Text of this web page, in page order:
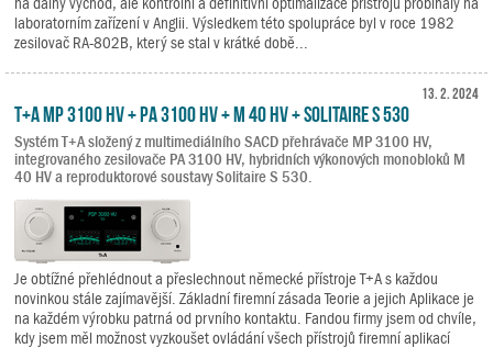
laboratorním zařízení v Anglii. Výsledkem této spolupráce byl v roce 1982
zesilovač RA-802B, který se stal v krátké době...
13. 2. 2024
T+A MP 3100 HV + PA 3100 HV + M 40 HV + Solitaire S 530
Systém T+A složený z multimediálního SACD přehrávače MP 3100 HV,
integrovaného zesilovače PA 3100 HV, hybridních výkonových monobloků M
40 HV a reproduktorové soustavy Solitaire S 530.
Je obtížné přehlédnout a přeslechnout německé přístroje T+A s každou
novinkou stále zajímavější. Základní firemní zásada Teorie a jejich Aplikace je
na každém výrobku patrná od prvního kontaktu. Fandou firmy jsem od chvíle,
kdy jsem měl možnost vyzkoušet ovládání všech přístrojů firemní aplikací